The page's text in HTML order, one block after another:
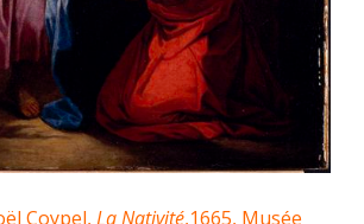
La Nativité,1665, Musée